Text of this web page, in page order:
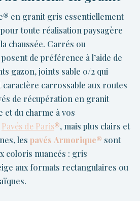
® en granit gris essentiellement
toute réalisation paysagère
chaussée. Carrés ou
de préférence à l’aide de
gazon, joints sable 0/2 qui
carrossable aux routes
de récupération en granit
et du charme à vos
Pavés de Paris®, mais plus clairs et
les pavés Armorique® sont
coloris nuancés : gris
aux formats rectangulaires ou